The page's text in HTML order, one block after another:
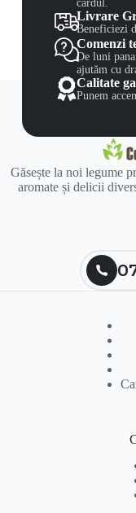
cardul.
Livrare
Beneficiezi
Comenzi
De luni
ajutăm cu
Calitate
Punem
Găsește la noi legume
aromate și delicii